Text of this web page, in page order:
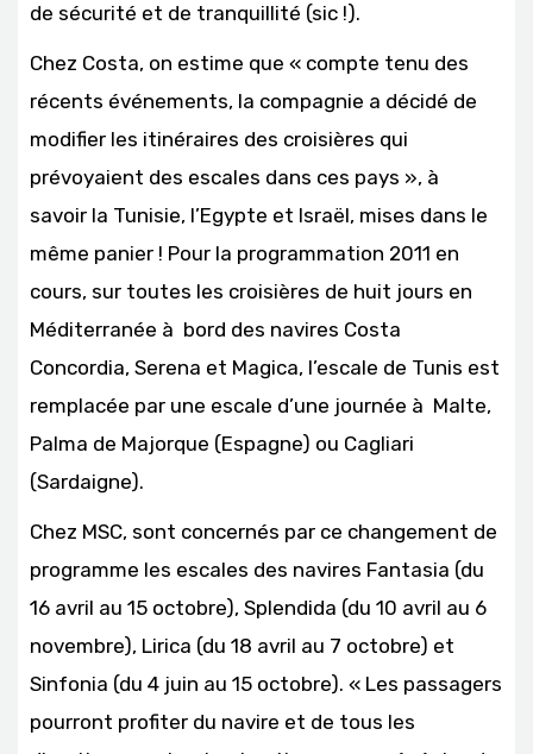
de sécurité et de tranquillité (sic !).
Chez Costa, on estime que « compte tenu des
récents événements, la compagnie a décidé de
modifier les itinéraires des croisières qui
prévoyaient des escales dans ces pays », à
savoir la Tunisie, l’Egypte et Israël, mises dans le
même panier ! Pour la programmation 2011 en
cours, sur toutes les croisières de huit jours en
Méditerranée à bord des navires Costa
Concordia, Serena et Magica, l’escale de Tunis est
remplacée par une escale d’une journée à Malte,
Palma de Majorque (Espagne) ou Cagliari
(Sardaigne).
Chez MSC, sont concernés par ce changement de
programme les escales des navires Fantasia (du
16 avril au 15 octobre), Splendida (du 10 avril au 6
novembre), Lirica (du 18 avril au 7 octobre) et
Sinfonia (du 4 juin au 15 octobre). « Les passagers
pourront profiter du navire et de tous les